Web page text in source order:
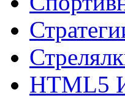
HTML5